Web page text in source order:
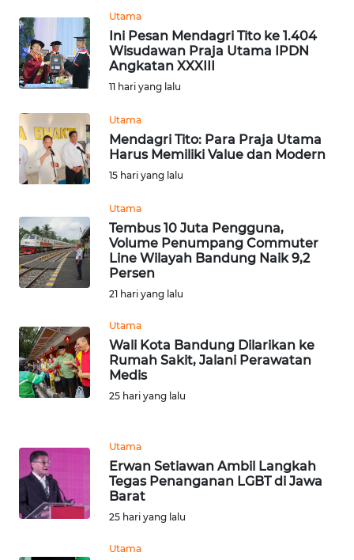
Utama
Ini Pesan Mendagri Tito ke 1.404
Wisudawan Praja Utama IPDN
Angkatan XXXIII
11 hari yang lalu
Utama
Mendagri Tito: Para Praja Utama
Harus Memiliki Value dan Modern
15 hari yang lalu
Utama
Tembus 10 Juta Pengguna,
Volume Penumpang Commuter
Line Wilayah Bandung Naik 9,2
Persen
21 hari yang lalu
Utama
Wali Kota Bandung Dilarikan ke
Rumah Sakit, Jalani Perawatan
Medis
25 hari yang lalu
Utama
Erwan Setiawan Ambil Langkah
Tegas Penanganan LGBT di Jawa
Barat
25 hari yang lalu
Utama
Wahana
News
Regional
WN
WN
JAKARTA
JABAR
WN
BANTEN
WN
NTT
WN
KEPRI
PAPUA
WN
PAPUA